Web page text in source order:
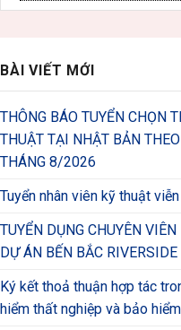
BÀI VIẾT MỚI
THÔNG BÁO TUYỂN CHỌN
THUẬT TẠI NHẬT BẢN
THÁNG 8/2026
Tuyển nhân viên kỹ thuật
TUYỂN DỤNG CHUYÊN
DỰ ÁN BẾN BẮC
Ký kết thoả thuận hợp tác
hiểm thất nghiệp và bảo